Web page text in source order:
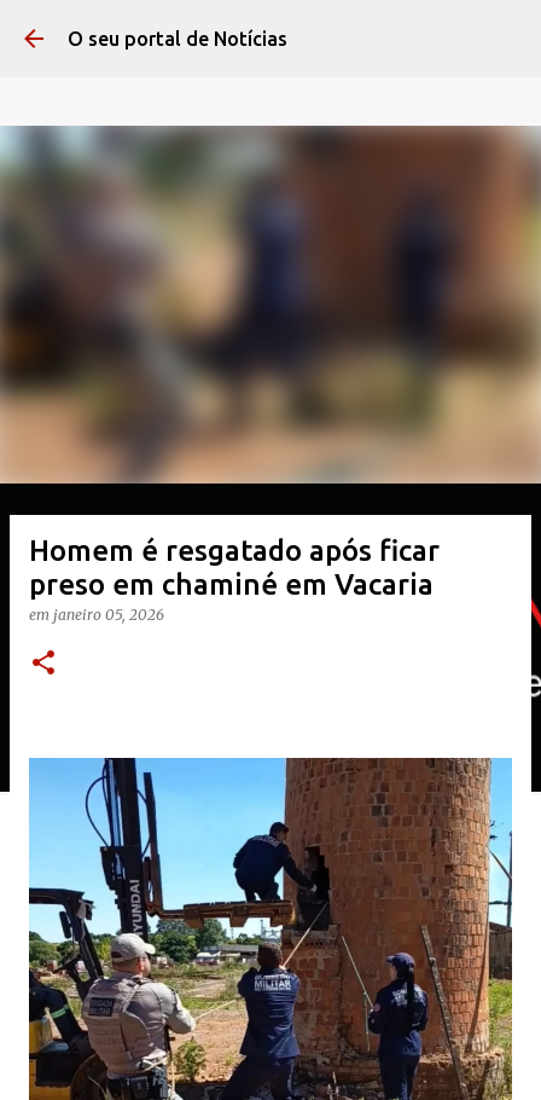
O seu portal de Notícias
Homem é resgatado após ficar
preso em chaminé em Vacaria
em janeiro 05, 2026